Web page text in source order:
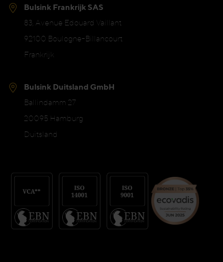
Bulsink Frankrijk SAS
83, Avenue Edouard Vaillant
92100 Boulogne-Billancourt
Frankrijk
Bulsink Duitsland GmbH
Ballindamm 27
20095 Hamburg
Duitsland